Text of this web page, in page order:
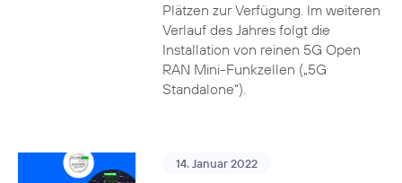
Plätzen zur Verfügung. Im weiteren
Verlauf des Jahres folgt die
Installation von reinen 5G Open
RAN Mini-Funkzellen („5G
Standalone“).
14. Januar 2022